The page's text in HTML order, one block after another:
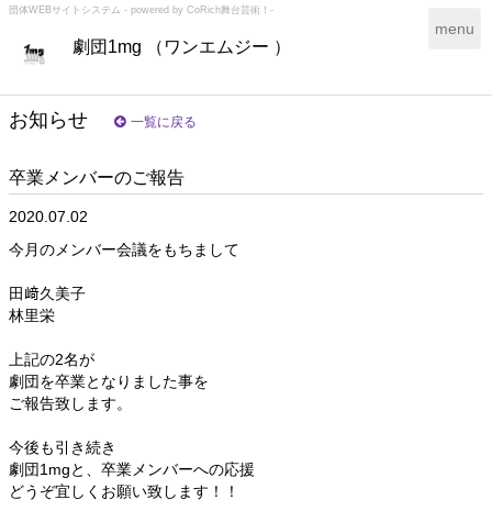
団体WEBサイトシステム - powered by CoRich舞台芸術！-
劇団1mg （ワンエムジー ）
T
g
menu
お知らせ 一覧に戻る
卒業メンバーのご報告
2020.07.02
今月のメンバー会議をもちまして
田﨑久美子
林里栄
上記の2名が
劇団を卒業となりました事を
ご報告致します。
今後も引き続き
劇団1mgと、卒業メンバーへの応援
どうぞ宜しくお願い致します！！